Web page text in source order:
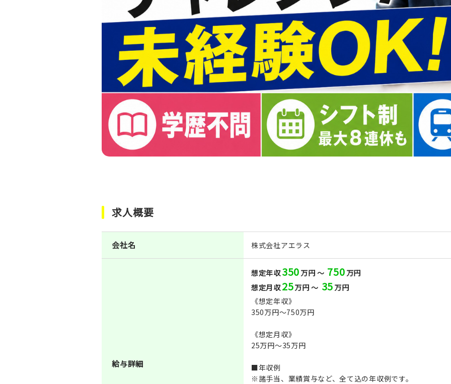
求人概要
会社名 株式会社アエラス
給与詳細
想定年収350 万円 ～ 750 万円
想定月収25万円 ～ 35 万円
《想定年収》
350万円～750万円
《想定月収》
25万円～35万円
■年収例
※諸手当、業績賞与など、全て込の年収例です。